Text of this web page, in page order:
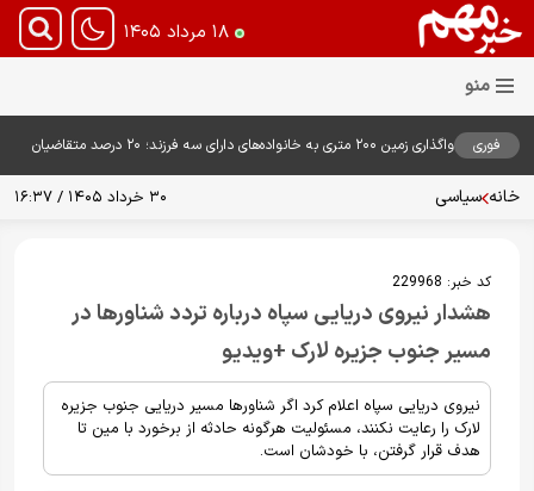
۱۸ مرداد ۱۴۰۵
فوری
واگذاری زمین ۲۰۰ متری به خانواده‌های دارای سه فرزند؛ ۲۰ درصد متقاضیان
خانه سیاسی ۳۰ خرداد ۱۴۰۵ / ۱۶:۳۷
کد خبر: 229968
هشدار نیروی دریایی سپاه درباره تردد شناورها در
مسیر جنوب جزیره لارک +ویدیو
نیروی دریایی سپاه اعلام کرد اگر شناورها مسیر دریایی جنوب جزیره
لارک را رعایت نکنند، مسئولیت هرگونه حادثه از برخورد با مین تا
هدف قرار گرفتن، با خودشان است.